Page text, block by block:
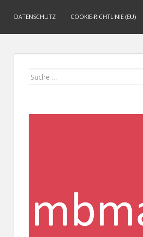
DATENSCHUTZ COOKIE-RICHTLINIE (EU)
Suche